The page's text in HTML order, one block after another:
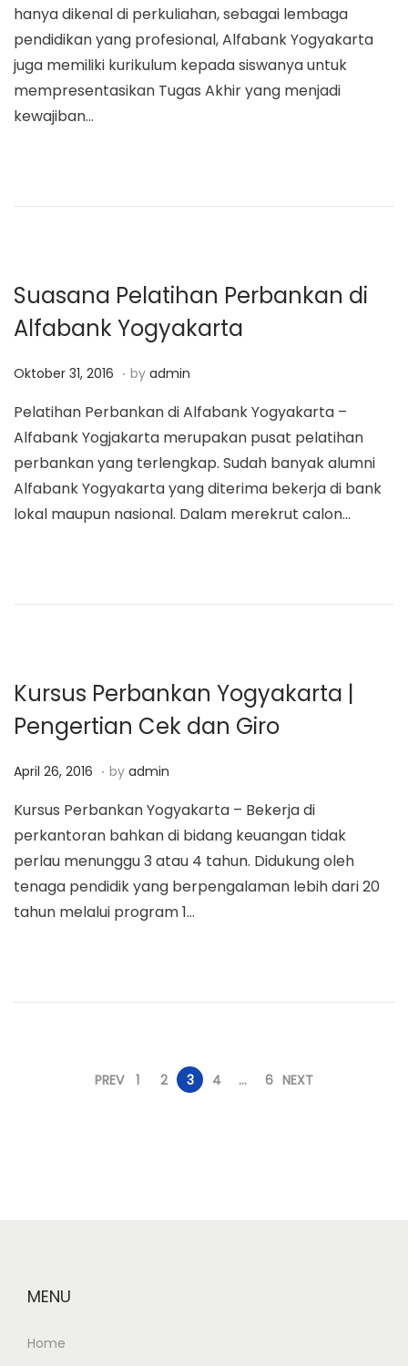
a
t
i
o
n
t
t
e
d
o
n
e
t
2
2
hanya dikenal di perkuliahan, sebagai lembaga
pendidikan yang profesional, Alfabank Yogyakarta
juga memiliki kurikulum kepada siswanya untuk
mempresentasikan Tugas Akhir yang menjadi
kewajiban…
Suasana Pelatihan Perbankan di
Alfabank Yogyakarta
P
s
t
e
d
o
Oktober 31, 2016 M
r
e
t
2
2
. by admin
Pelatihan Perbankan di Alfabank Yogyakarta –
Alfabank Yogjakarta merupakan pusat pelatihan
perbankan yang terlengkap. Sudah banyak alumni
Alfabank Yogyakarta yang diterima bekerja di bank
lokal maupun nasional. Dalam merekrut calon…
Kursus Perbankan Yogyakarta |
Pengertian Cek dan Giro
P
s
t
e
d
o
April 26, 2016 M
r
e
t
2
3
. by admin
Kursus Perbankan Yogyakarta – Bekerja di
perkantoran bahkan di bidang keuangan tidak
perlau menunggu 3 atau 4 tahun. Didukung oleh
tenaga pendidik yang berpengalaman lebih dari 20
tahun melalui program 1…
a
PREV 1 2 3 4 … 6 NEXT
MENU
Home